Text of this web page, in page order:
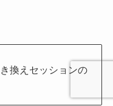
換えセッションの